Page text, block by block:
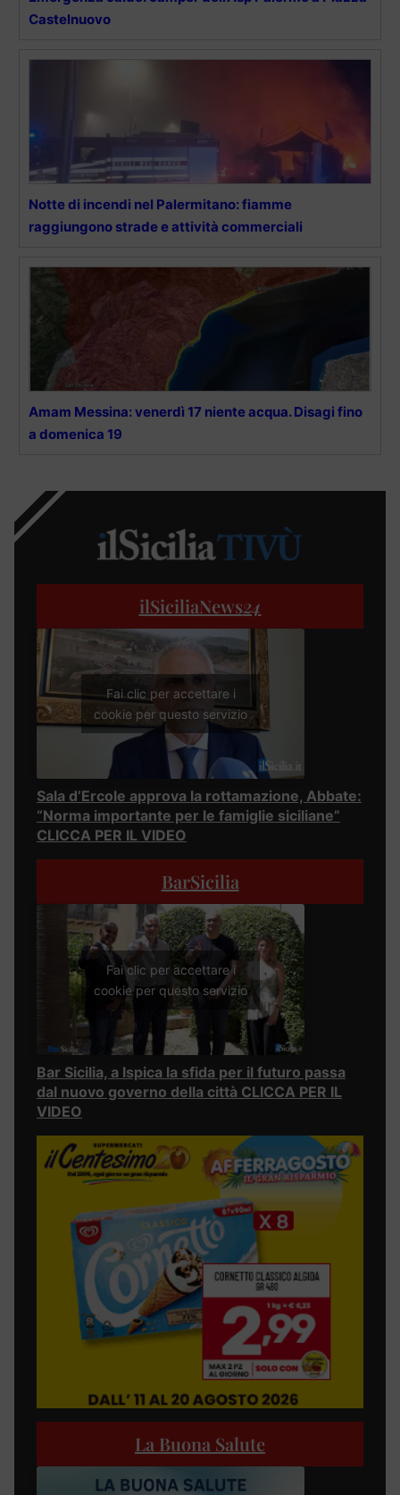
Castelnuovo
Notte di incendi nel Palermitano: fiamme
raggiungono strade e attività commerciali
Amam Messina: venerdì 17 niente acqua. Disagi fino
a domenica 19
ilSiciliaNews24
Fai clic per accettare i
cookie per questo servizio
Sala d’Ercole approva la rottamazione, Abbate:
“Norma importante per le famiglie siciliane”
CLICCA PER IL VIDEO
BarSicilia
Fai clic per accettare i
cookie per questo servizio
Bar Sicilia, a Ispica la sfida per il futuro passa
dal nuovo governo della città CLICCA PER IL
VIDEO
La Buona Salute